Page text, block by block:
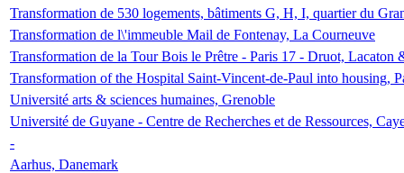
Transformation de 530 logements, bâtiments G, H, I, quartier du
Transformation de l\'immeuble Mail de Fontenay, La Courneuve
Transformation de la Tour Bois le Prêtre - Paris 17 - Druot, Lacaton
Transformation of the Hospital Saint-Vincent-de-Paul into housing,
Université arts & sciences humaines, Grenoble
Université de Guyane - Centre de Recherches et de Ressources,
-
Aarhus, Danemark